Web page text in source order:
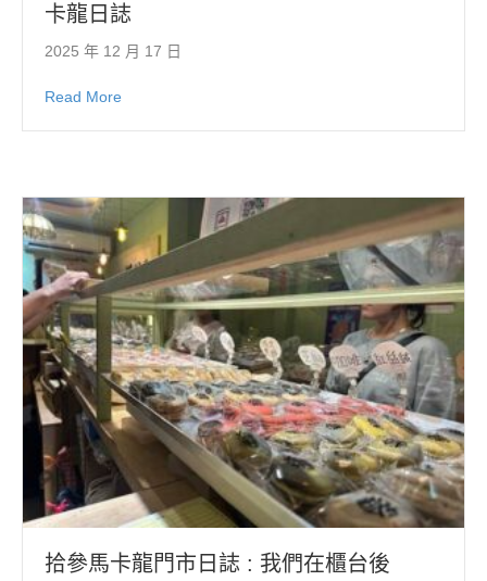
卡龍日誌
2025 年 12 月 17 日
Read More
拾參馬卡龍門市日誌 : 我們在櫃台後